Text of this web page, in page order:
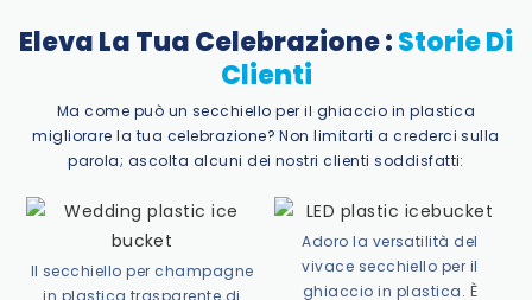
Eleva La Tua Celebrazione :Storie Di
Clienti
Ma come può un secchiello per il ghiaccio in plastica
migliorare la tua celebrazione? Non limitarti a crederci sulla
parola; ascolta alcuni dei nostri clienti soddisfatti:
Il secchiello per champagne
in plastica trasparente di
Adoro la versatilità del
vivace secchiello per il
ghiaccio in plastica. È